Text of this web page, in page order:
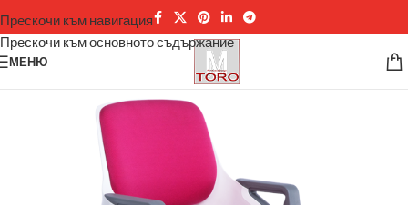
Прескочи към навигация
Прескочи към основното съдържание
МЕНЮ